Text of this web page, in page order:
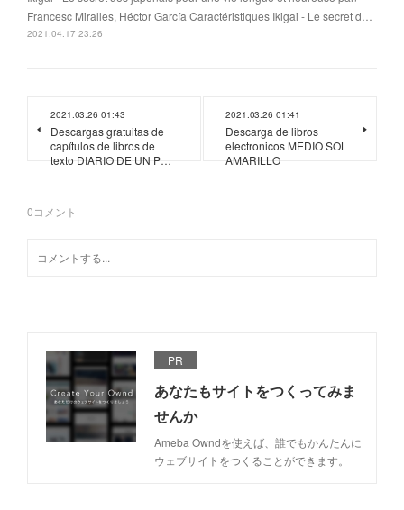
Francesc Miralles, Héctor García Caractéristiques Ikigai - Le secret d…
2021.04.17 23:26
2021.03.26 01:43
Descargas gratuitas de
capítulos de libros de
texto DIARIO DE UN P…
2021.03.26 01:41
Descarga de libros
electronicos MEDIO SOL
AMARILLO
0コメント
PR
あなたもサイトをつくってみま
せんか
Ameba Owndを使えば、誰でもかんたんに
ウェブサイトをつくることができます。